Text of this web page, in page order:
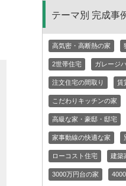
テーマ別 完成事
高気密・高断熱の家
2世帯住宅 ガレージ
注文住宅の間取り 賃
こだわりキッチンの家
高級な家・豪邸・邸宅
家事動線の快適な家
ローコスト住宅 建築
3000万円台の家